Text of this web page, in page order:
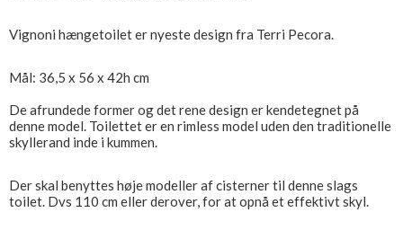
Vignoni hængetoilet er nyeste design fra Terri Pecora.
Mål: 36,5 x 56 x 42h cm
De afrundede former og det rene design er kendetegnet på
denne model. Toilettet er en rimless model uden den traditionelle
skyllerand inde i kummen.
Der skal benyttes høje modeller af cisterner til denne slags
toilet. Dvs 110 cm eller derover, for at opnå et effektivt skyl.